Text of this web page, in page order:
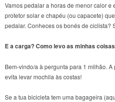
Vamos pedalar a horas de menor calor e
protetor solar e chapéu (ou capacete)
pedalar. Conheces os bonés de ciclista?
E a carga? Como levo as minhas
Bem-vindo/a à pergunta para 1 milhão.
evita levar mochila às costas!
Se a tua bicicleta tem uma bagageira